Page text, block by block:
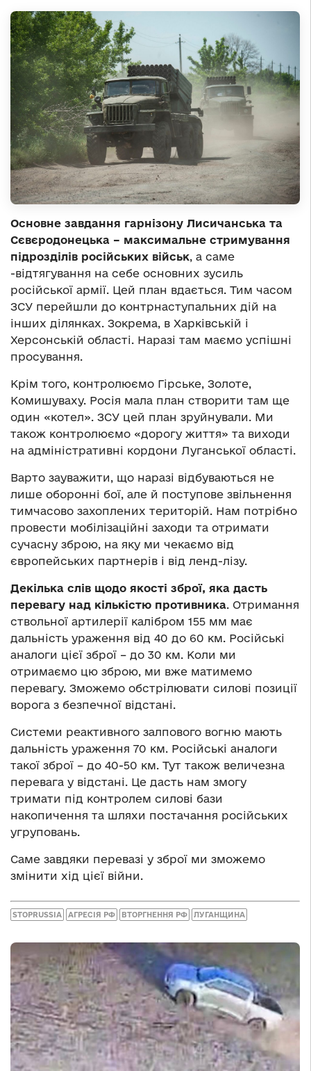
Основне завдання гарнізону Лисичанська та
Сєвєродонецька – максимальне стримування
підрозділів російських військ, а саме
-відтягування на себе основних зусиль
російської армії. Цей план вдається. Тим часом
ЗСУ перейшли до контрнаступальних дій на
інших ділянках. Зокрема, в Харківській і
Херсонській області. Наразі там маємо успішні
просування.
Крім того, контролюємо Гірське, Золоте,
Комишуваху. Росія мала план створити там ще
один «котел». ЗСУ цей план зруйнували. Ми
також контролюємо «дорогу життя» та виходи
на адміністративні кордони Луганської області.
Варто зауважити, що наразі відбуваються не
лише оборонні бої, але й поступове звільнення
тимчасово захоплених територій. Нам потрібно
провести мобілізаційні заходи та отримати
сучасну зброю, на яку ми чекаємо від
європейських партнерів і від ленд-лізу.
Декілька слів щодо якості зброї, яка дасть
перевагу над кількістю противника. Отримання
ствольної артилерії калібром 155 мм має
дальність ураження від 40 до 60 км. Російські
аналоги цієї зброї – до 30 км. Коли ми
отримаємо цю зброю, ми вже матимемо
перевагу. Зможемо обстрілювати силові позиції
ворога з безпечної відстані.
Системи реактивного залпового вогню мають
дальність ураження 70 км. Російські аналоги
такої зброї – до 40-50 км. Тут також величезна
перевага у відстані. Це дасть нам змогу
тримати під контролем силові бази
накопичення та шляхи постачання російських
угруповань.
Саме завдяки перевазі у зброї ми зможемо
змінити хід цієї війни.
STOPRUSSIA АГРЕСІЯ РФ ВТОРГНЕННЯ РФ ЛУГАНЩИНА